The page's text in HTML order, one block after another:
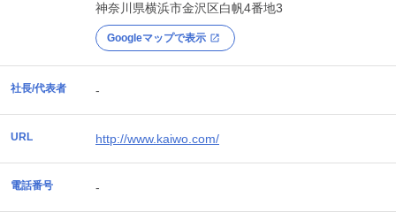
神奈川県横浜市金沢区白帆4番地3
Googleマップで表示
社長/代表者 -
URL http://www.kaiwo.com/
電話番号 -